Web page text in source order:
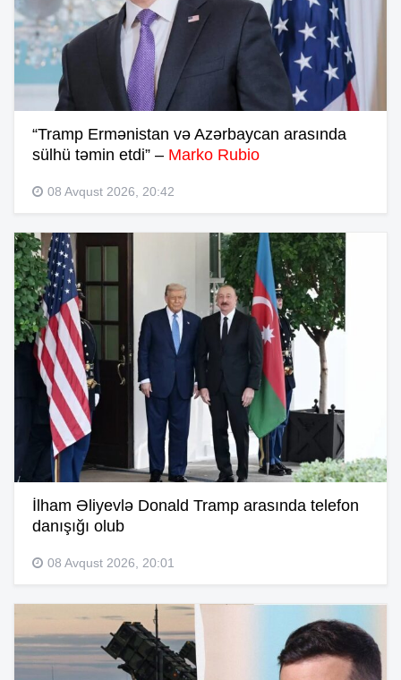
“Tramp Ermənistan və Azərbaycan arasında
sülhü təmin etdi” – Marko Rubio
08 Avqust 2026, 20:42
İlham Əliyevlə Donald Tramp arasında telefon
danışığı olub
08 Avqust 2026, 20:01